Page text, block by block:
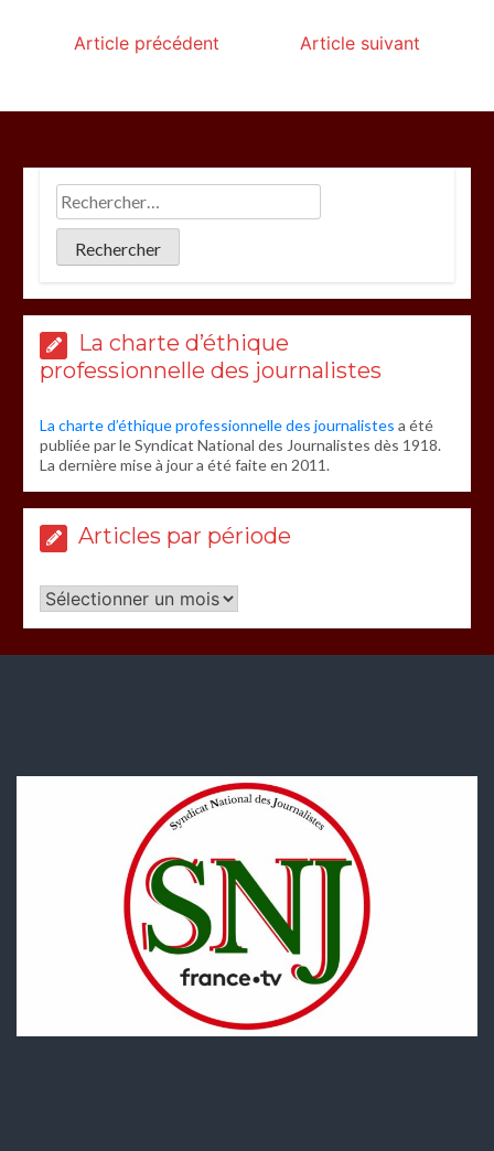
Article précédent Article suivant
La charte d’éthique
professionnelle des journalistes
La charte d’éthique professionnelle des journalistes a été
publiée par le Syndicat National des Journalistes dès 1918.
La dernière mise à jour a été faite en 2011.
Articles par période
Articles
par
période